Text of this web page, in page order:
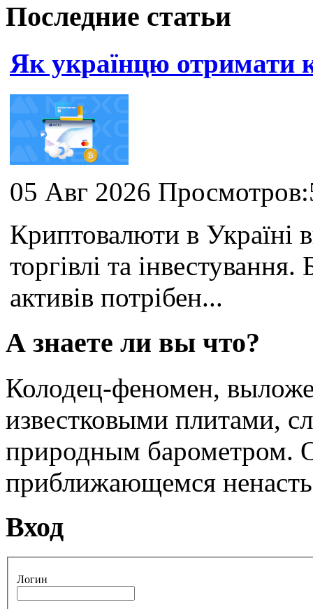
Последние статьи
Як українцю отримати
05 Авг 2026
Криптовалюти в Україні
торгівлі та
активів потрібен...
А знаете ли вы что?
Колодец-феномен,
известковыми плитами,
природным барометром.
приближающемся
Вход
Логин